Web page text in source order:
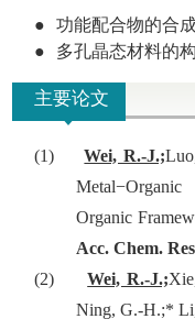
●
功能配合物的合
●
多孔晶态材料的
主要论文
(1) Wei, R.-J.;
Organic
Acc. Chem.
(2)
Wei, R.-J.;
Ning, G.-H.;*